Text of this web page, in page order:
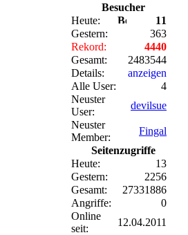
Besucher
Heute:
11
Gestern:
363
Rekord:
4440
Gesamt:
2483544
Details:
anzeigen
Alle User:
4
Neuster
User:
devilsue
Neuster
Member:
Fingal
Seitenzugriffe
Heute:
13
Gestern:
2256
Gesamt:
27331886
Angriffe:
0
Online
seit:
12.04.2011